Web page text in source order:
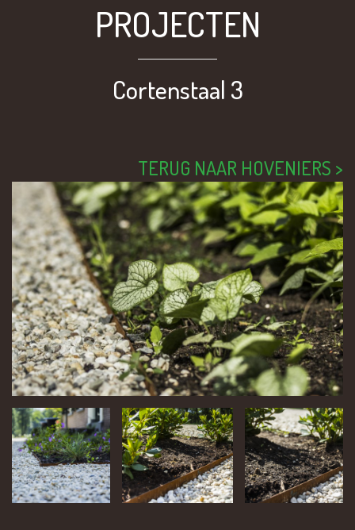
PROJECTEN
Cortenstaal 3
TERUG NAAR HOVENIERS >